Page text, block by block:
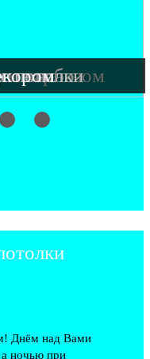
карнизом
небо
потолки
Днём над Вами
а ночью при